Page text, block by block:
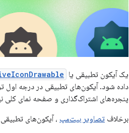
یک آیکون تطبیقی ​​یا
داده شود. آیکون‌های تطبیقی ​​در درجه اول
پنجره‌های اشتراک‌گذاری و صفحه نمای کلی
برخلاف تصاویر بیت‌مپ ، آیکون‌های